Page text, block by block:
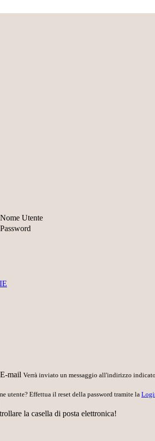
Nome Utente
Password
E-mail Verrà inviato un messaggio all'indirizzo
utente? Effettua il reset della password tramite la
la casella di posta elettronica!